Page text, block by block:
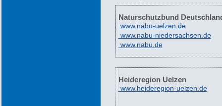
Naturschutzbund
www.nabu-uelzen.de
www.nabu-niedersachsen.de
www.nabu.de
Heideregion Uelzen
www.heideregion-uelzen.de